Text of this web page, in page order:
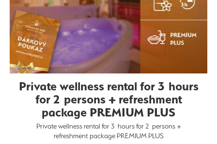
Private wellness rental for 3 hours
for 2 persons + refreshment
package PREMIUM PLUS
Private wellness rental for 3 hours for 2 persons +
refreshment package PREMIUM PLUS